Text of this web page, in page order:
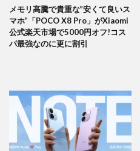
メモリ高騰で貴重な”安くて良いス
マホ”「POCO X8 Pro」がXiaomi
公式楽天市場で5000円オフ!コス
パ最強なのに更に割引